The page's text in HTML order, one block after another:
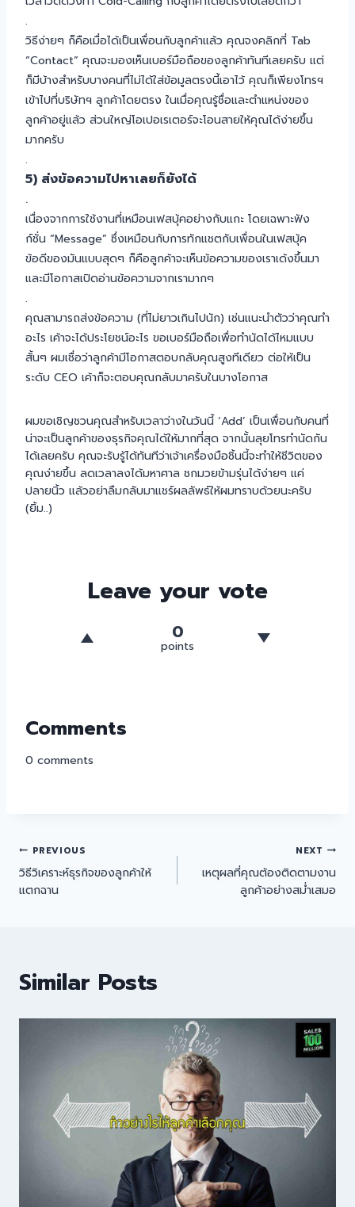
.
วิธีง่ายๆ ก็คือเมื่อได้เป็นเพื่อนกับลูกค้าแล้ว คุณจงคลิกที่ Tab
“Contact” คุณจะมองเห็นเบอร์มือถือของลูกค้าทันทีเลยครับ แต่
ก็มีบ้างสำหรับบางคนที่ไม่ได้ใส่ข้อมูลตรงนี้เอาไว้ คุณก็เพียงโทรฯ
เข้าไปที่บริษัทฯ ลูกค้าโดยตรง ในเมื่อคุณรู้ชื่อและตำแหน่งของ
ลูกค้าอยู่แล้ว ส่วนใหญ่โอเปอเรเตอร์จะโอนสายให้คุณได้ง่ายขึ้น
มากครับ
.
5) ส่งข้อความไปหาเลยก็ยังได้
.
เนื่องจากการใช้งานที่เหมือนเฟสบุ้คอย่างกับแกะ โดยเฉพาะฟัง
ก์ชั่น “Message” ซึ่งเหมือนกับการทักแชตกับเพื่อนในเฟสบุ้ค
ข้อดีของมันแบบสุดๆ ก็คือลูกค้าจะเห็นข้อความของเราเด้งขึ้นมา
และมีโอกาสเปิดอ่านข้อความจากเรามากๆ
.
คุณสามารถส่งข้อความ (ที่ไม่ยาวเกินไปนัก) เช่นแนะนำตัวว่าคุณทำ
อะไร เค้าจะได้ประโยชน์อะไร ขอเบอร์มือถือเพื่อทำนัดได้ไหมแบบ
สั้นๆ ผมเชื่อว่าลูกค้ามีโอกาสตอบกลับคุณสูงทีเดียว ต่อให้เป็น
ระดับ CEO เค้าก็จะตอบคุณกลับมาครับในบางโอกาส
ผมขอเชิญชวนคุณสำหรับเวลาว่างในวันนี้ ‘Add’ เป็นเพื่อนกับคนที่
น่าจะเป็นลูกค้าของธุรกิจคุณได้ให้มากที่สุด จากนั้นลุยโทรทำนัดกัน
ได้เลยครับ คุณจะรับรู้ได้ทันทีว่าเจ้าเครื่องมือชิ้นนี้จะทำให้ชีวิตของ
คุณง่ายขึ้น ลดเวลาลงได้มหาศาล ชกมวยข้ามรุ่นได้ง่ายๆ แค่
ปลายนิ้ว แล้วอย่าลืมกลับมาแชร์ผลลัพธ์ให้ผมทราบด้วยนะครับ
(ยิ้ม..)
Leave your vote
0
points
Comments
0 comments
PREVIOUS
วิธีวิเคราะห์ธุรกิจของลูกค้าให้
แตกฉาน
NEXT
เหตุผลที่คุณต้องติดตามงาน
ลูกค้าอย่างสม่ำเสมอ
Similar Posts